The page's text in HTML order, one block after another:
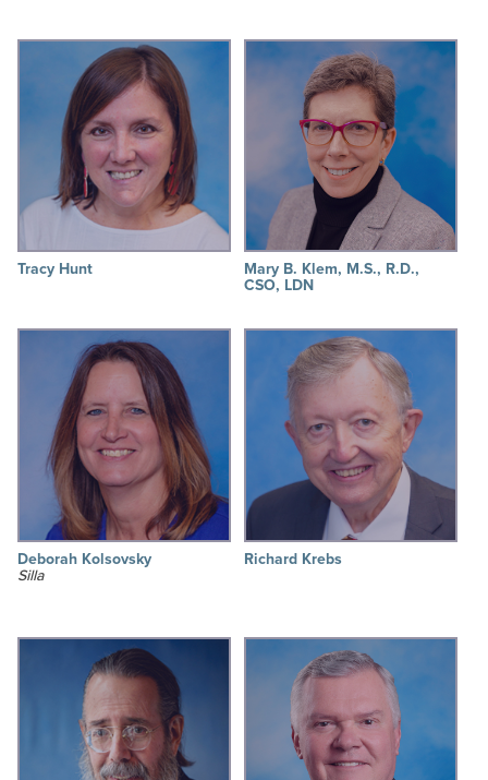
Tracy Hunt
Mary B. Klem, M.S., R.D.,
CSO, LDN
Deborah Kolsovsky
Silla
Richard Krebs